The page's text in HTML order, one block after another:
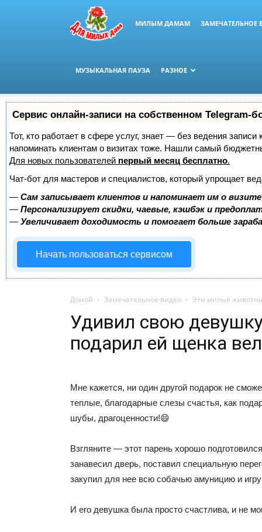
МИЛЫМ ДАМАМ ЗАМЕЧАТЕЛЬНОЕ
МУЗЫКАЛЬНАЯ ПАУЗА РАЗНОЕ
Сервис онлайн-записи на собственном Telegram-
Тот, кто работает в сфере услуг, знает — без ведения
напоминать клиентам о визитах тоже. Нашли самый
Для новых пользователей первый месяц бесплатно.
Чат-бот для мастеров и специалистов, который упрощает
— Сам записывает клиентов и напоминает им о
— Персонализирует скидки, чаевые, кэшбэк и
— Увеличивает доходимость и помогает больше
Начать пользоваться сервисом
Домой Замечательное видео Эти милые
Удивил свою
подарил ей щенка
Мне кажется, ни один другой подарок не
теплые, благодарные слезы счастья, как
шубы, драгоценности!😄
Взгляните — этот парень хорошо
занавесил дверь, поставил специальную
закупил для нее всю собачью амуницию и
И его девушка была просто счастлива, и не